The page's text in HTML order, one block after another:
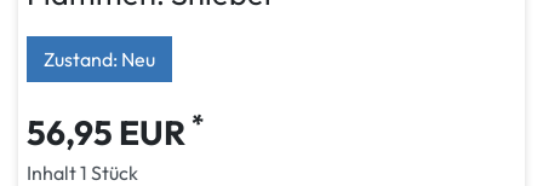
Zustand: Neu
56,95 EUR *
Inhalt1 Stück